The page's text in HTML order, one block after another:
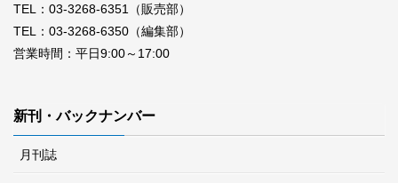
TEL：03-3268-6351（販売部）
TEL：03-3268-6350（編集部）
営業時間：平日9:00～17:00
新刊・バックナンバー
月刊誌